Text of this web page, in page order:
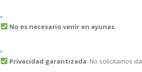
No es necesario venir en ayunas.
Privacidad garantizada: No solicitamos